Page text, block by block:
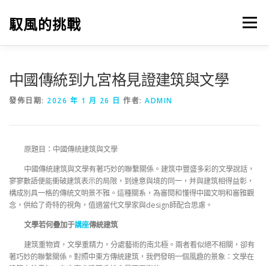
馭風的挑戰 選單
中國傳統到九宮格見證建筑與文學
發佈日期: 2026 年 1 月 26 日 作者: ADMIN
原題目：中國傳統建筑與文學
中國傳統建筑與文學有著巧妙的聯繫關係。建筑中豐盛多彩的文學說話，
寥寥數語便能衝破建筑表示的局限，到達意與境的同一，并與建筑相得益彰，
構成別具一格的傳統文明景不雅。這種關系，為審閱和懂得中國文明和審雅觀
念，供給了奇特的視角，值適當代文學家與design師配合思慮。
文學若何疊加于講座傳統建筑
建筑重物資，文學重精力，分處藝術的南北極。兩者看似絕不相關，卻有
著巧妙的聯繫關係。對照中東方傳統建筑，我們發明一個風趣的景象：文學在